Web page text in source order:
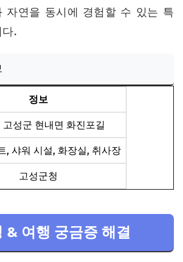
자연을 동시에 경험할 수 있는 특
.
정보
고성군 현내면 화진포길
, 샤워 시설, 화장실, 취사장
고성군청
& 여행 궁금증 해결